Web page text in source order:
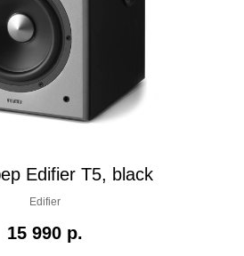
Edifier T5, black
Edifier
15 990 р.